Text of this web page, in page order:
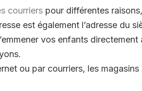
courriers pour différentes
est également l’adresse du
vos enfants
ou par courriers, les